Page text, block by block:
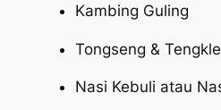
Kambing Guling
Tongseng &
Nasi Kebuli atau